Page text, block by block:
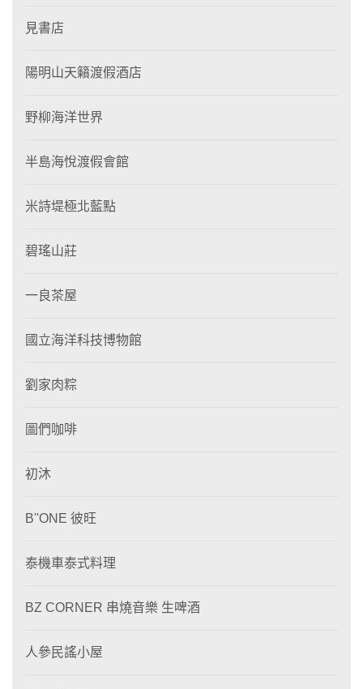
見書店
陽明山天籟渡假酒店
野柳海洋世界
半島海悅渡假會館
米詩堤極北藍點
碧瑤山莊
一良茶屋
國立海洋科技博物館
劉家肉粽
圖們咖啡
初沐
B''ONE 彼旺
泰機車泰式料理
BZ CORNER 串燒音樂 生啤酒
人參民謠小屋